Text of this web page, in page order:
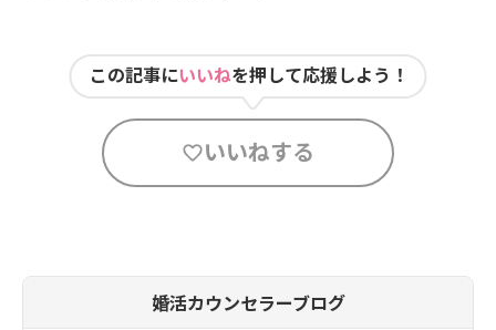
この記事にいいねを押して応援しよう！
いいねする
婚活カウンセラーブログ